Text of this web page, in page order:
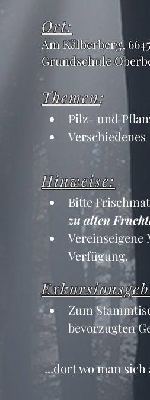
Ort:
Am Kälberberg,
Grundschule
Themen:
Pilz- und
Verschiedenes
Hinweise:
Bitte
zu alten
Verfügung.
Zum
bevorzugten
...dort wo man